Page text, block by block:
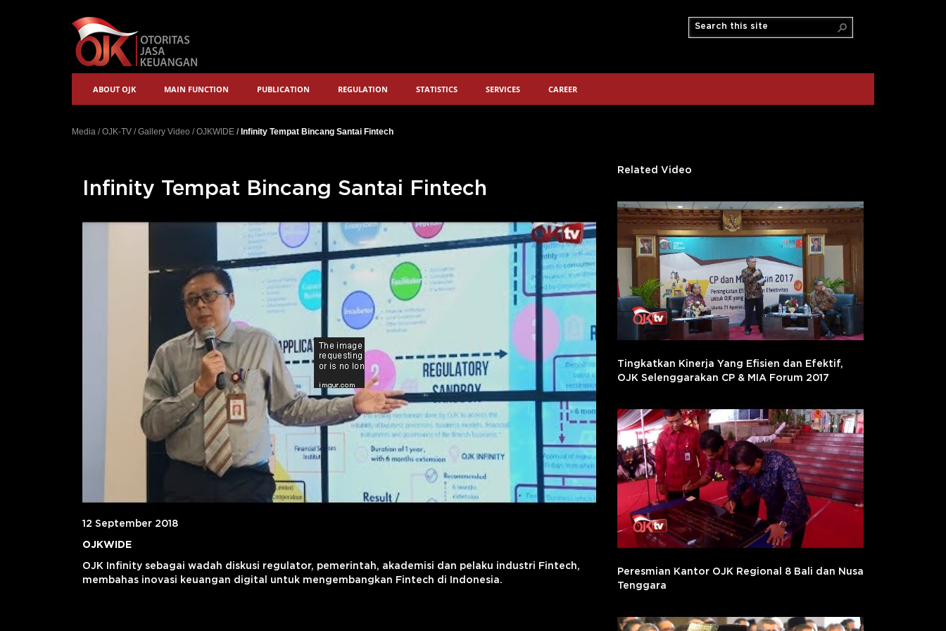
ABOUT OJK MAIN FUNCTION PUBLICATION REGULATION STATISTICS SERVICES CAREER
Media / OJK-TV / Gallery Video / OJKWIDE / Infinity Tempat Bincang Santai Fintech
Infinity Tempat Bincang Santai Fintech
12 September 2018
OJKWIDE
​OJK Infinity sebagai wadah diskusi regulator, pemerintah, akademisi dan pelaku industri Fintech,
membahas inovasi keuangan digital untuk mengembangkan Fintech di Indonesia.
Related Video
Tingkatkan Kinerja Yang Efisien dan Efektif,
OJK Selenggarakan CP & MIA Forum 2017
Peresmian Kantor OJK Regional 8 Bali dan Nusa
Tenggara